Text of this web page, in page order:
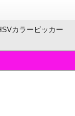
カラーピッカー